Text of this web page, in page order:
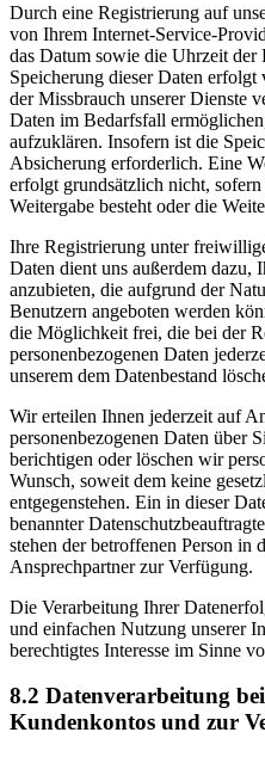
Durch eine Registrierung auf
von Ihrem Internet-Service-
das Datum sowie die Uhrzeit der
Speicherung dieser Daten
der Missbrauch unserer Dienste
Daten im Bedarfsfall
aufzuklären. Insofern ist die
Absicherung erforderlich. Eine
erfolgt grundsätzlich nicht,
Weitergabe besteht oder die
Ihre Registrierung unter
Daten dient uns außerdem dazu,
anzubieten, die aufgrund der
Benutzern angeboten werden
die Möglichkeit frei, die bei der
personenbezogenen Daten
unserem dem Datenbestand
Wir erteilen Ihnen jederzeit auf
personenbezogenen Daten über
berichtigen oder löschen wir
Wunsch, soweit dem keine
entgegenstehen. Ein in dieser
benannter
stehen der betroffenen Person in
Ansprechpartner zur Verfügung.
Die Verarbeitung Ihrer
und einfachen Nutzung unserer
berechtigtes Interesse im Sinne
8.2 Datenverarbeitung
Kundenkontos und zur